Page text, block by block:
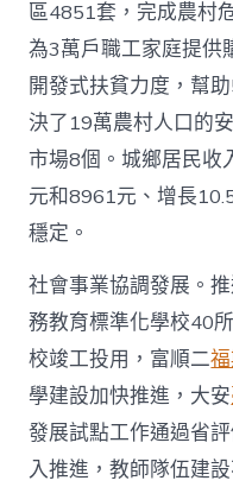
區4851套，完成農村
為3萬戶職工家庭提供
開發式扶貧力度，幫
決了19萬農村人口的
市場8個。城鄉居民收
元和8961元、增長
穩定。
社會事業協調發展。
務教育標準化學校40
校竣工投用，富順二
學建設加快推進，大安
發展試點工作通過省
入推進，教師隊伍建